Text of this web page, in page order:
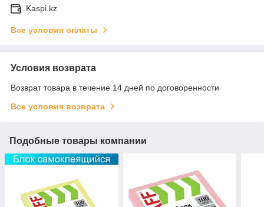
Kaspi.kz
Все условия оплаты
Условия возврата
Возврат товара в течение 14 дней по договоренности
Все условия возврата
Подобные товары компании